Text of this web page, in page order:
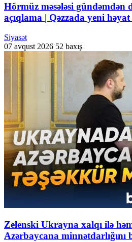
Hörmüz məsələsi gündəmdən
açıqlama | Qəzzada yeni
Siyasət
07 avqust 2026 52 baxış
Zelenski Ukrayna xalqı ilə
Azərbaycana